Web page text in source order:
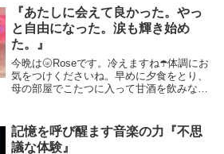
あり、その...
『あたしに会えて良かった。やっ
と自由になった。涙も輝き始め
た。』
今晩は🌝Roseです。冷えますね☂️体調にお
気をつけくださいね。早めに夕食をとり、
母の部屋でこたつに入って甘酒を飲みなが
て感じます。皆さんもこれまで色んな体験
をしてき...
記憶を呼び醒ます音楽の力『不思
議な体験』